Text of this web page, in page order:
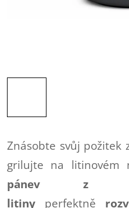
Znásobte svůj požitek
grilujte na litinovém
pánev z
litiny perfektně